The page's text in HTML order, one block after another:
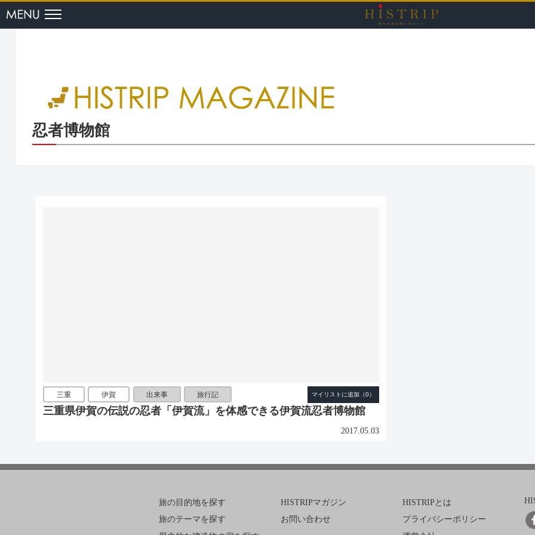
HISTRIP（
忍者博物館
三重 伊賀 出来事 旅行記
三重県伊賀の伝説の忍者「伊賀流」を体感できる伊賀流忍者博物館
2017.05.03
旅の目的地を探す
旅のテーマを探す
HISTRIPマガジン
お問い合わせ
HISTRIPとは
プライバシーポリシー